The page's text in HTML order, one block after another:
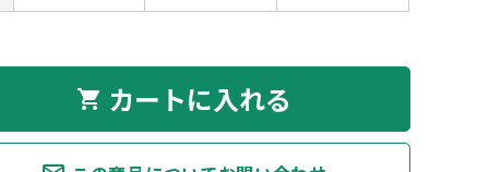
shopping_cart カートに入れる